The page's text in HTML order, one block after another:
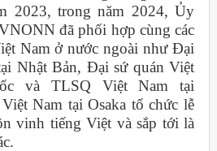
2023, trong năm 2024, Ủy
đã phối hợp cùng các
Nam ở nước ngoài như Đại
Nhật Bản, Đại sứ quán Việt
và TLSQ Việt Nam tại
Nam tại Osaka tổ chức lễ
vinh tiếng Việt và sắp tới là